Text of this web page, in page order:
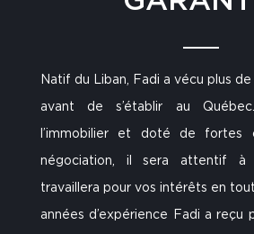
Natif du Liban, Fadi a vécu plus
avant de s’établir au
l’immobilier et doté de fortes
négociation, il sera attentif à
travaillera pour vos intérêts en
années d’expérience Fadi a reçu